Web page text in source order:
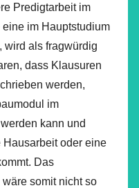
Predigtarbeit im
im Hauptstudium
wird als fragwürdig
dass Klausuren
werden,
im
kann und
Hausarbeit oder eine
Das
somit nicht so